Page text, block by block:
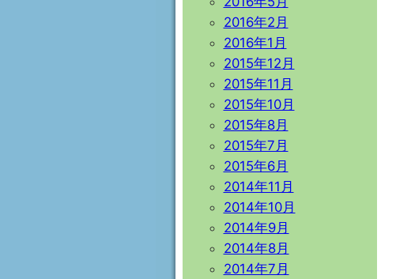
2016年2月
2016年1月
2015年12月
2015年11月
2015年10月
2015年8月
2015年7月
2015年6月
2014年11月
2014年10月
2014年9月
2014年8月
2014年7月